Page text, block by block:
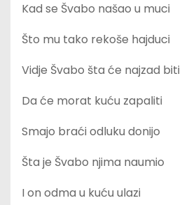
Kad se Švabo našao u muci
Što mu tako rekoše hajduci
Vidje Švabo šta će najzad biti
Da će morat kuću zapaliti
Smajo braći odluku donijo
Šta je Švabo njima naumio
I on odma u kuću ulazi